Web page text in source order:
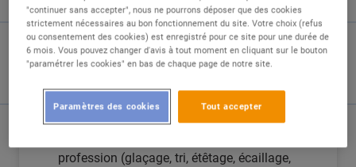
Vos activités s'articulent autour de quatre axes
principaux :
Théâtraliser et mettre en scène l'étal : Vous
créez chaque matin une présentation
attrayante et valorisante des produits.
Préparer et transformer les produits : Vous
profession (glaçage, tri, étêtage, écaillage,
"continuer sans accepter", nous ne pourrons déposer que des cookies
strictement nécessaires au bon fonctionnement du site. Votre choix (refus
ou consentement des cookies) est enregistré pour ce site pour une durée de
6 mois. Vous pouvez changer d'avis à tout moment en cliquant sur le bouton
"paramétrer les cookies" en bas de chaque page de notre site.
Tout accepter
Paramètres des cookies